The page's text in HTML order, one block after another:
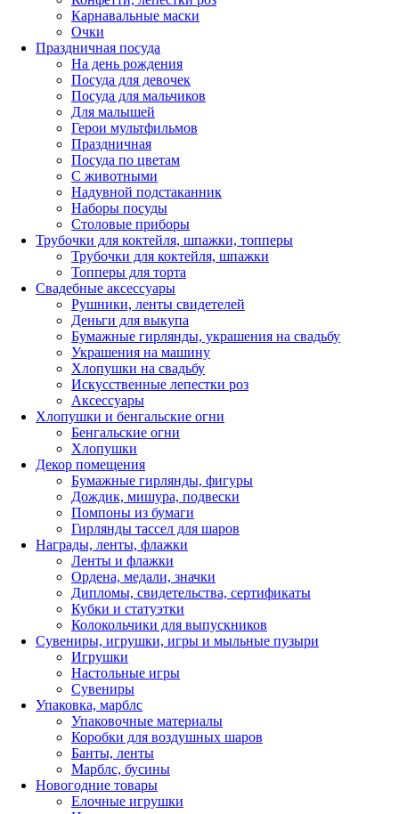
Карнавальные маски
Очки
Праздничная посуда
На день рождения
Посуда для девочек
Посуда для мальчиков
Для малышей
Герои мультфильмов
Праздничная
Посуда по цветам
С животными
Надувной подстаканник
Наборы посуды
Столовые приборы
Трубочки для коктейля, шпажки, топперы
Трубочки для коктейля, шпажки
Топперы для торта
Свадебные аксессуары
Рушники, ленты свидетелей
Деньги для выкупа
Бумажные гирлянды, украшения на свадьбу
Украшения на машину
Хлопушки на свадьбу
Искусственные лепестки роз
Аксессуары
Хлопушки и бенгальские огни
Бенгальские огни
Хлопушки
Декор помещения
Бумажные гирлянды, фигуры
Дождик, мишура, подвески
Помпоны из бумаги
Гирлянды тассел для шаров
Награды, ленты, флажки
Ленты и флажки
Ордена, медали, значки
Дипломы, свидетельства, сертификаты
Кубки и статуэтки
Колокольчики для выпускников
Сувениры, игрушки, игры и мыльные пузыри
Игрушки
Настольные игры
Сувениры
Упаковка, марблс
Упаковочные материалы
Коробки для воздушных шаров
Банты, ленты
Марблс, бусины
Новогодние товары
Елочные игрушки